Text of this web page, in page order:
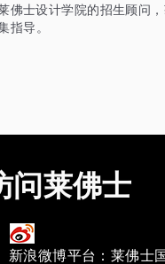
佛士设计学院的招生顾问
指导 。
问莱佛士
新浪微博平台：莱佛士